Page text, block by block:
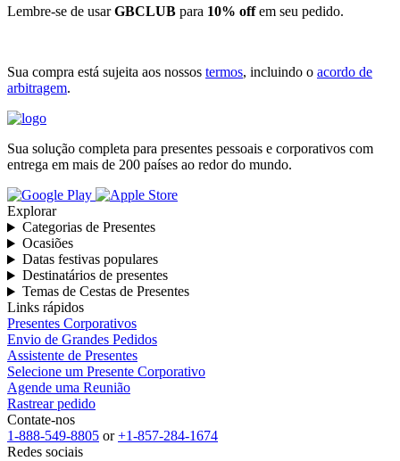
Lembre-se de usarGBCLUB para 10% offem seu pedido.
Sua compra está sujeita aos nossos termos, incluindo o acordo de
arbitragem.
Sua solução completa para presentes pessoais e corporativos com
entrega em mais de 200 países ao redor do mundo.
Explorar
Categorias de Presentes
Ocasiões
Datas festivas populares
Destinatários de presentes
Temas de Cestas de Presentes
Links rápidos
Presentes Corporativos
Envio de Grandes Pedidos
Assistente de Presentes
Selecione um Presente Corporativo
Agende uma Reunião
Rastrear pedido
Contate-nos
1-888-549-8805 or+1-857-284-1674
Redes sociais